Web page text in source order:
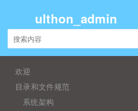
ulthon_admin
欢迎
目录和文件规范
系统架构